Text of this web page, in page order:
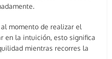
momento de realizar el
en la intuición, esto significa
mientras recorres la